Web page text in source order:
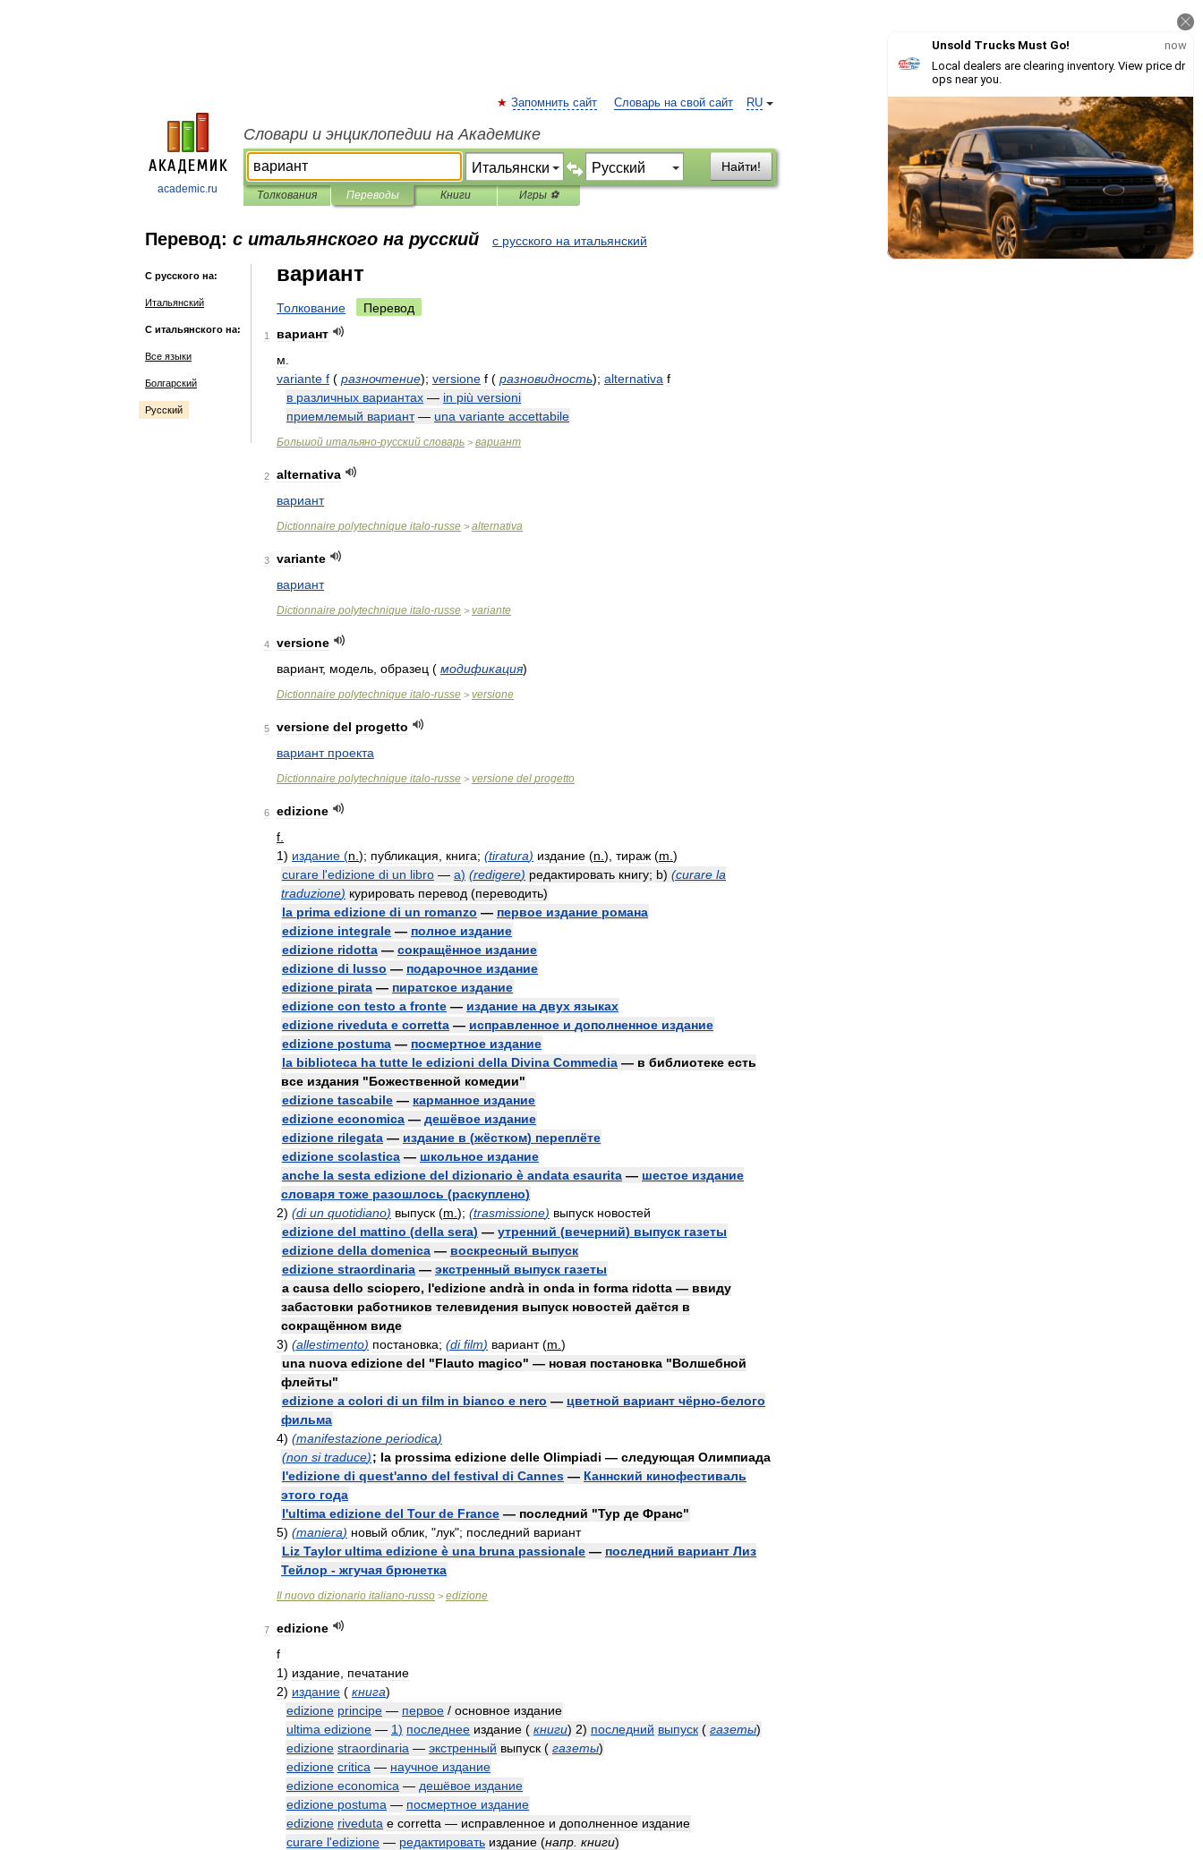
academic.ru
RU
Запомнить сайт Словарь на свой сайт
Словари и энциклопедии на Академике
Найти!
Толкования Переводы Книги Игры ⚽
Перевод: с итальянского на русский с русского на итальянский
С русского на:
Итальянский
С итальянского на:
Все языки
Болгарский
Русский
вариант
Толкование Перевод
1
вариант
м
variante f ( разночтение); versione f ( разновидность); alternativa f
в различных вариантах — in più versioni
приемлемый вариант— una variante accettabile
Большой итальяно-русский словарь > вариант
2
alternativa
вариант
Dictionnaire polytechnique italo-russe > alternativa
3
variante
вариант
Dictionnaire polytechnique italo-russe > variante
4
versione
вариант, модель образец ( модификация)
Dictionnaire polytechnique italo-russe > versione
5 versione del progetto
вариант проекта
Dictionnaire polytechnique italo-russe > versione del progetto
6
edizione
f
1) издание (n ); публикация книга; (tiratura) издание (n ), тираж (m )
curare l'edizione di un libro — a) (redigere) редактировать книгу; b) (curare la
traduzione) курировать перевод (переводить)
la prima edizione di un romanzo — первое издание романа
edizione integrale — полное издание
edizione ridotta — сокращённое издание
edizione di lusso — подарочное издание
edizione pirata — пиратское издание
edizione con testo a fronte — издание на двух языках
edizione riveduta e corretta — исправленное и дополненное издание
edizione postuma — посмертное издание
la biblioteca ha tutte le edizioni della Divina Commedia — в библиотеке есть
все издания "Божественной комедии"
edizione tascabile — карманное издание
edizione economica — дешёвое издание
edizione rilegata — издание в (жёстком) переплёте
edizione scolastica — школьное издание
anche la sesta edizione del dizionario è andata esaurita — шестое издание
словаря тоже разошлось (раскуплено)
2) (di un quotidiano) выпуск (m ); (trasmissione) выпуск новостей
edizione del mattino (della sera) — утренний (вечерний) выпуск газеты
edizione della domenica — воскресный выпуск
edizione straordinaria — экстренный выпуск газеты
a causa dello sciopero, l'edizione andrà in onda in forma ridotta — ввиду
забастовки работников телевидения выпуск новостей даётся в
сокращённом виде
3) (allestimento) постановка; (di film) вариант(m )
una nuova edizione del "Flauto magico" — новая постановка "Волшебной
флейты"
edizione a colori di un film in bianco e nero — цветной вариант чёрно-белого
фильма
4) (manifestazione periodica)
(non si traduce); la prossima edizione delle Olimpiadi — следующая Олимпиада
l'edizione di quest'anno del festival di Cannes — Каннский кинофестиваль
этого года
l'ultima edizione del Tour de France — последний "Тур де Франс"
5) (maniera) новый облик , "лук"; последний вариант
Liz Taylor ultima edizione è una bruna passionale — последний вариант Лиз
Тейлор - жгучая брюнетка
Il nuovo dizionario italiano-russo > edizione
7
edizione
f
1) издание печатание
2) издание ( книга)
edizione principe — первое / основное издание
ultima edizione — 1) последнее издание ( книги) 2) последний выпуск ( газеты)
edizione straordinaria — экстренный выпуск ( газеты)
edizione critica — научное издание
edizione economica — дешёвое издание
edizione postuma — посмертное издание
edizione riveduta e corretta — исправленное и дополненное издание
curare l'edizione — редактировать издание (напр книги)